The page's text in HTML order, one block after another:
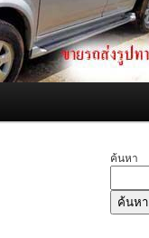
ค้นหา
ค้นหา